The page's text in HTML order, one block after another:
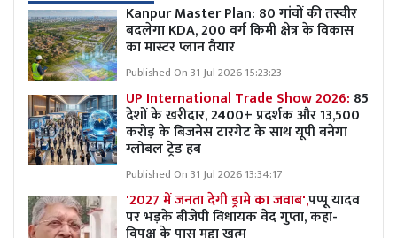
Kanpur Master Plan: 80 गांवों की तस्वीर
बदलेगा KDA, 200 वर्ग किमी क्षेत्र के विकास
का मास्टर प्लान तैयार
Published On 31 Jul 2026 15:23:23
UP International Trade Show 2026: 85
देशों के खरीदार, 2400+ प्रदर्शक और 13,500
करोड़ के बिजनेस टारगेट के साथ यूपी बनेगा
ग्लोबल ट्रेड हब
Published On 31 Jul 2026 13:34:17
'2027 में जनता देगी ड्रामे का जवाब',पप्पू यादव
पर भड़के बीजेपी विधायक वेद गुप्ता, कहा-